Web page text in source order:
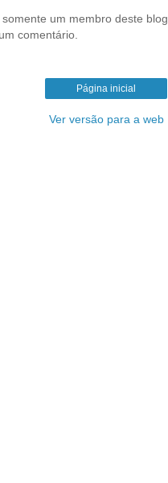
um membro deste blog
comentário.
Página inicial
Ver versão para a web